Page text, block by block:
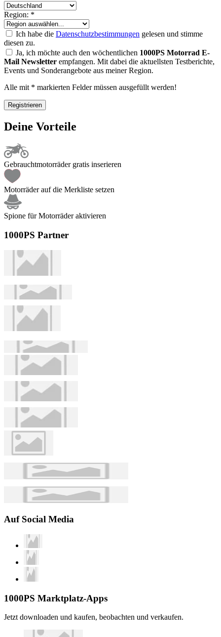
Region: *
Ich habe die Datenschutzbestimmungen gelesen und stimme
diesen zu.
Ja, ich möchte auch den wöchentlichen 1000PS Motorrad E-
Mail Newsletter empfangen. Mit dabei die aktuellsten Testberichte,
Events und Sonderangebote aus meiner Region.
Alle mit * markierten Felder müssen ausgefüllt werden!
Registrieren
Deine Vorteile
Gebrauchtmotorräder gratis inserieren
Motorräder auf die Merkliste setzen
Spione für Motorräder aktivieren
1000PS Partner
Auf Social Media
1000PS Marktplatz-Apps
Jetzt downloaden und kaufen, beobachten und verkaufen.